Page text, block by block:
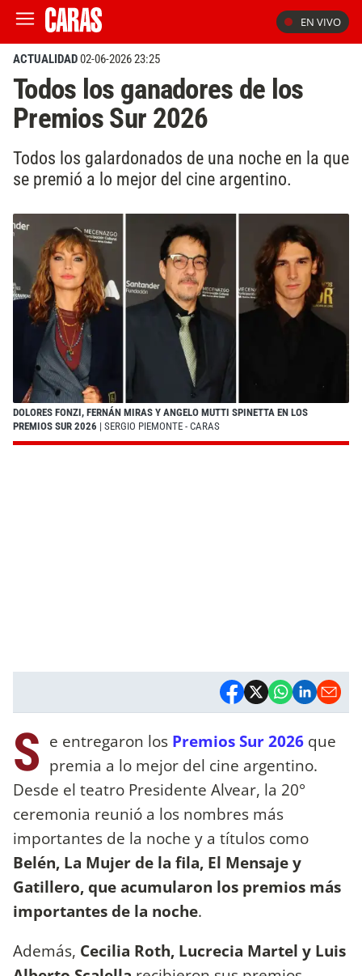
EN VIVO
ACTUALIDAD02-06-2026 23:25
Todos los ganadores de los
Premios Sur 2026
Todos los galardonados de una noche en la que
se premió a lo mejor del cine argentino.
DOLORES FONZI, FERNÁN MIRAS Y ANGELO MUTTI SPINETTA EN LOS
PREMIOS SUR 2026 | SERGIO PIEMONTE - CARAS
S e entregaron los Premios Sur 2026 que
premia a lo mejor del cine argentino.
Desde el teatro Presidente Alvear, la 20°
ceremonia reunió a los nombres más
importantes de la noche y a títulos como
Belén, La Mujer de la fila, El Mensaje y
Gatillero, que acumularon los premios más
importantes de la noche.
Además, Cecilia Roth, Lucrecia Martel y Luis